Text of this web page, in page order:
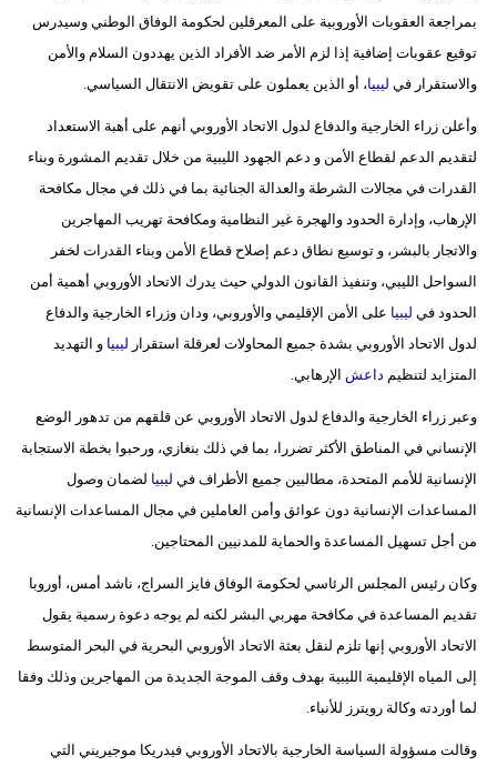
بمراجعة العقوبات الأوروبية على المعرقلين لحكومة الوفاق الوطني وسيدرس
توقيع عقوبات إضافية إذا لزم الأمر ضد الأفراد الذين يهددون السلام والأمن
والاستقرار في ليبيا، أو الذين يعملون على تقويض الانتقال السياسي.
وأعلن زراء الخارجية والدفاع لدول الاتحاد الأوروبي أنهم على أهبة الاستعداد
لتقديم الدعم لقطاع الأمن و دعم الجهود الليبية من خلال تقديم المشورة وبناء
القدرات في مجالات الشرطة والعدالة الجنائية بما في ذلك في مجال مكافحة
الإرهاب، وإدارة الحدود والهجرة غير النظامية ومكافحة تهريب المهاجرين
والاتجار بالبشر، و توسيع نطاق دعم إصلاح قطاع الأمن وبناء القدرات لخفر
السواحل الليبي، وتنفيذ القانون الدولي حيث يدرك الاتحاد الأوروبي أهمية أمن
الحدود في ليبيا على الأمن الإقليمي والأوروبي، ودان وزراء الخارجية والدفاع
لدول الاتحاد الأوروبي بشدة جميع المحاولات لعرقلة استقرار ليبيا و التهديد
المتزايد لتنظيم داعش الإرهابي.
وعبر زراء الخارجية والدفاع لدول الاتحاد الأوروبي عن قلقهم من تدهور الوضع
الإنساني في المناطق الأكثر تضررا، بما في ذلك بنغازي، ورحبوا بخطة الاستجابة
الإنسانية للأمم المتحدة، مطالبين جميع الأطراف في ليبيا لضمان وصول
المساعدات الإنسانية دون عوائق وأمن العاملين في مجال المساعدات الإنسانية
من أجل تسهيل المساعدة والحماية للمدنيين المحتاجين.
وكان رئيس المجلس الرئاسي لحكومة الوفاق فايز السراج، ناشد أمس، أوروبا
تقديم المساعدة في مكافحة مهربي البشر لكنه لم يوجه دعوة رسمية يقول
الاتحاد الأوروبي إنها تلزم لنقل بعثة الاتحاد الأوروبي البحرية في البحر المتوسط
إلى المياه الإقليمية الليبية بهدف وقف الموجة الجديدة من المهاجرين وذلك وفقا
لما أوردته وكالة رويترز للأنباء.
وقالت مسؤولة السياسة الخارجية بالاتحاد الأوروبي فيدريكا موجيريني التي